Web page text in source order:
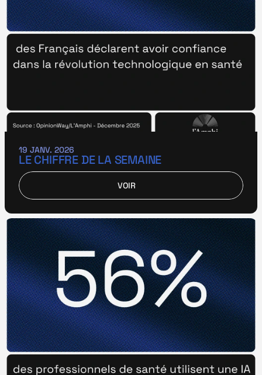
19 JANV. 2026
LE CHIFFRE DE LA SEMAINE
VOIR